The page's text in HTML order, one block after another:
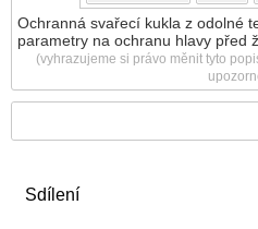
Sdílení
Ochranná svařecí kukla z odolné
parametry na ochranu hlavy před
(vyhrazujeme si právo měnit tyto